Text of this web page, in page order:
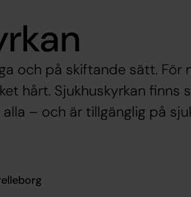
och på skiftande sätt. För
hårt. Sjukhuskyrkan finns
– och är tillgänglig på